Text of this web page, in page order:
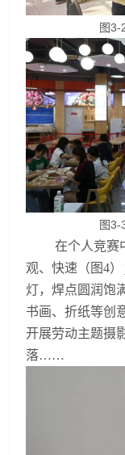
图3-
图3-
在个人竞赛
观、快速（图4
灯，焊点圆润饱
书画、折纸等创
开展劳动主题摄
落……